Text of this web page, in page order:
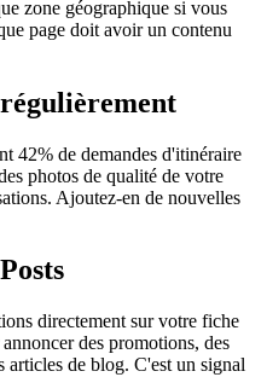
zone géographique si vous
page doit avoir un contenu
42% de demandes d'itinéraire
photos de qualité de votre
Ajoutez-en de nouvelles
directement sur votre fiche
des promotions, des
articles de blog. C'est un signal